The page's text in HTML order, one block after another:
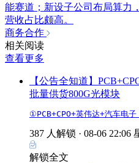
能赛道；新设子公司布局算力
营收占比颇高。
商务合作
相关阅读
查看更多
【公告全知道】
批量供货800G光模块
①PCB+CPO+英伟达+汽车电
387 人解锁 · 08-06 22:06
解锁全文